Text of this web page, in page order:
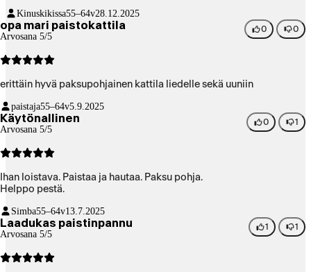
Kinuskikissa55–64v28.12.2025
opa mari paistokattila
Arvosana 5/5
0 0
erittäin hyvä paksupohjainen kattila liedelle sekä uuniin
paistaja55–64v5.9.2025
Käytönallinen
Arvosana 5/5
0 1
Ihan loistava. Paistaa ja hautaa. Paksu pohja.
Helppo pestä.
Simba55–64v13.7.2025
Laadukas paistinpannu
Arvosana 5/5
1 1